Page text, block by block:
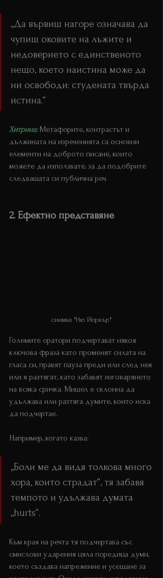
„Да вървиш нагоре означава да
чупиш оковите на лъжите и
недоверието с единственото
нещо, което наистина може да
ни освободи: студената твърда
истина.“
Хитрина: Метафорите, контрастът и
дължината на изреченията са основни
елементи на доброто писане, които
можете да използвате, за да подобрите
следващата си публична реч.
2. Ефектно представяне
снимка "Ню Йоркър"
Големите оратори подчертават някоя
ключова фраза като променят силата на
гласа си, правят пауза преди или след нея
или я разтягат, като забавят изговарянето
на всяка сричка. Мишел е склонна да
удължава или разтяга думите, които иска
да подчертае.
Например, когато казва:
„Боли ме да видя толкова много
хора, които страдат“, тя забавя
темпото и удължава думата
„hurts“.
Към края на речта тя подчертава със
смислови ударения цяла поредица думи,
което създава напрежение и усещане за